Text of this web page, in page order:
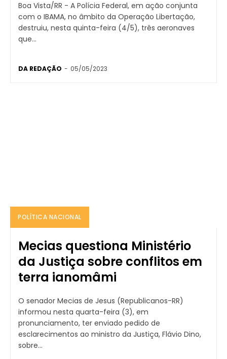
Boa Vista/RR - A Polícia Federal, em ação conjunta
com o IBAMA, no âmbito da Operação Libertação,
destruiu, nesta quinta-feira (4/5), três aeronaves
que...
DA REDAÇÃO - 05/05/2023
POLÍTICA NACIONAL
Mecias questiona Ministério
da Justiça sobre conflitos em
terra ianomâmi
O senador Mecias de Jesus (Republicanos-RR)
informou nesta quarta-feira (3), em
pronunciamento, ter enviado pedido de
esclarecimentos ao ministro da Justiça, Flávio Dino,
sobre...